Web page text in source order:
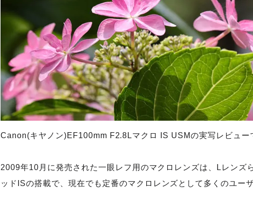
Canon(キヤノン)EF100mm F2.8Lマクロ IS USMの実写レビュー
2009年10月に発売された一眼レフ用のマクロレンズは、Lレンズ
ッドISの搭載で、現在でも定番のマクロレンズとして多くのユー